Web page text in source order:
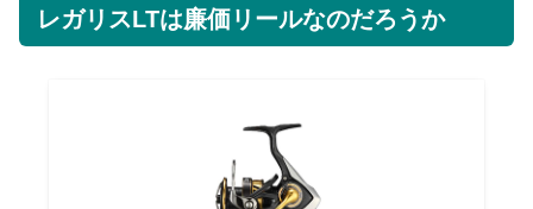
レガリスLTは廉価リールなのだろうか